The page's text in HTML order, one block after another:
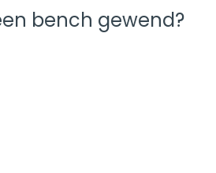
bench gewend?